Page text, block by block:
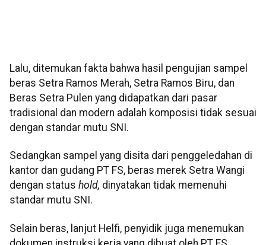
Lalu, ditemukan fakta bahwa hasil pengujian sampel
beras Setra Ramos Merah, Setra Ramos Biru, dan
Beras Setra Pulen yang didapatkan dari pasar
tradisional dan modern adalah komposisi tidak sesuai
dengan standar mutu SNI.
Sedangkan sampel yang disita dari penggeledahan di
kantor dan gudang PT FS, beras merek Setra Wangi
dengan status hold, dinyatakan tidak memenuhi
standar mutu SNI.
Selain beras, lanjut Helfi, penyidik juga menemukan